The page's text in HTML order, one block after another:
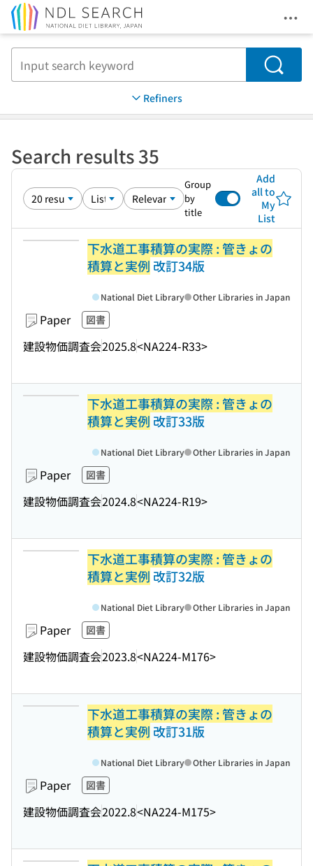
Search
Refiners
Search results 35
Group
by
title
Add
all to
My
List
下水道工事積算の実際 : 管きょの
積算と実例 改訂34版
Paper 図書
建設物価調査会2025.8<NA224-R33>
National Diet Library Other Libraries in Japan
下水道工事積算の実際 : 管きょの
積算と実例 改訂33版
Paper 図書
建設物価調査会2024.8<NA224-R19>
National Diet Library Other Libraries in Japan
下水道工事積算の実際 : 管きょの
積算と実例 改訂32版
Paper 図書
建設物価調査会2023.8<NA224-M176>
National Diet Library Other Libraries in Japan
下水道工事積算の実際 : 管きょの
積算と実例 改訂31版
Paper 図書
建設物価調査会2022.8<NA224-M175>
National Diet Library Other Libraries in Japan